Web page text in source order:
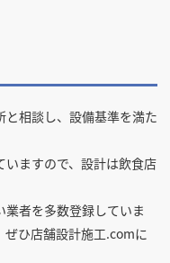
相談し、設備基準を満た
いますので、設計は飲食店
者を多数登録していま
ぜひ店舗設計施工.comに